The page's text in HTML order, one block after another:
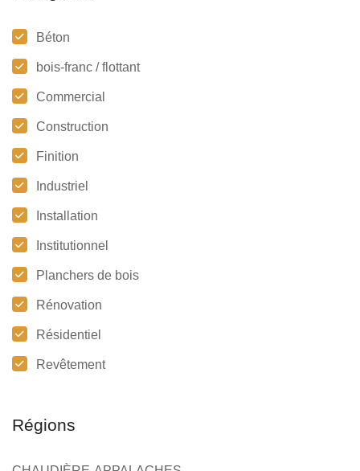
Béton
bois-franc / flottant
Commercial
Construction
Finition
Industriel
Installation
Institutionnel
Planchers de bois
Rénovation
Résidentiel
Revêtement
Régions